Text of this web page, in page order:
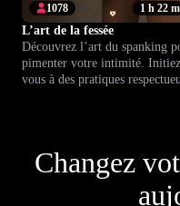
1 h 22
1078
L’art de la fessée
Découvrez l’art du spanking
pimenter votre intimité.
vous à des pratiques
Changez